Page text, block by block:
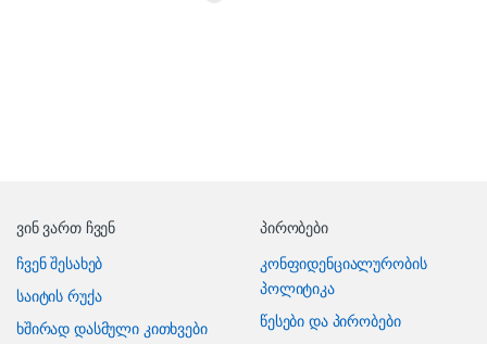
ვინ ვართ ჩვენ
ჩვენ შესახებ
საიტის რუქა
ხშირად დასმული კითხვები
პირობები
კონფიდენციალურობის
პოლიტიკა
წესები და პირობები